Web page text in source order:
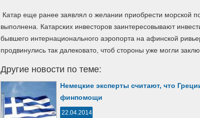
Катар еще ранее заявлял о желании приобрести морской
выполнена. Катарских инвесторов заинтересовывают
бывшего интернационального аэропорта на афинской
продвинулись так далековато, чтоб стороны уже могли
Другие новости по теме:
Немецкие эксперты считают, что
финпомощи
22.04.2014